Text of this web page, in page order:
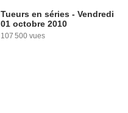
Tueurs en séries - Vendredi
01 octobre 2010
107 500 vues